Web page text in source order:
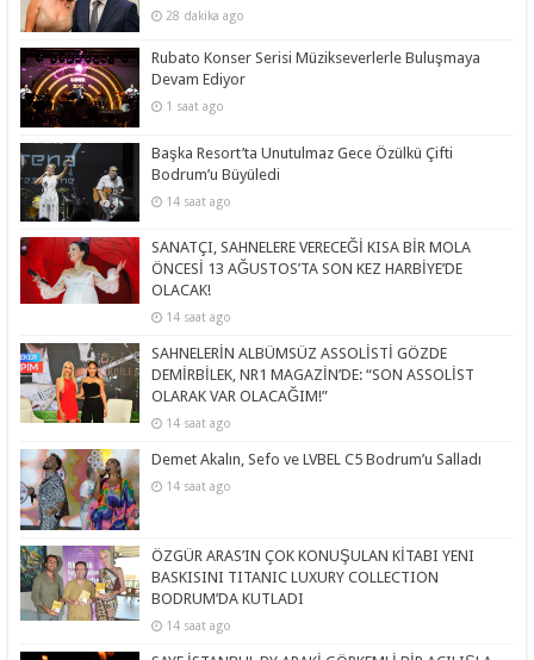
28 dakika ago
Rubato Konser Serisi Müzikseverlerle Buluşmaya
Devam Ediyor
1 saat ago
Başka Resort’ta Unutulmaz Gece Özülkü Çifti
Bodrum’u Büyüledi
14 saat ago
SANATÇI, SAHNELERE VERECEĞİ KISA BİR MOLA
ÖNCESİ 13 AĞUSTOS’TA SON KEZ HARBİYE’DE
OLACAK!
14 saat ago
SAHNELERİN ALBÜMSÜZ ASSOLİSTİ GÖZDE
DEMİRBİLEK, NR1 MAGAZİN’DE: “SON ASSOLİST
OLARAK VAR OLACAĞIM!”
14 saat ago
Demet Akalın, Sefo ve LVBEL C5 Bodrum’u Salladı
14 saat ago
ÖZGÜR ARAS’IN ÇOK KONUŞULAN KİTABI YENI
BASKISINI TITANIC LUXURY COLLECTION
BODRUM’DA KUTLADI
14 saat ago